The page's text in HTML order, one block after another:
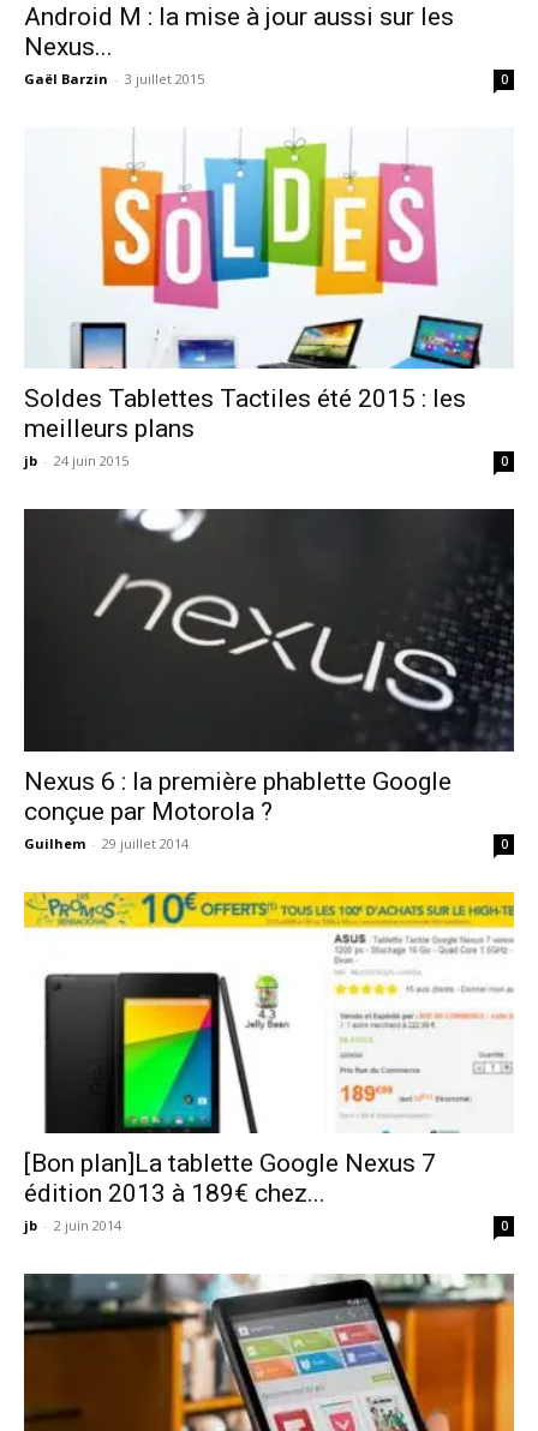
Android M : la mise à jour aussi sur les
Nexus...
Gaël Barzin - 3 juillet 2015 0
Soldes Tablettes Tactiles été 2015 : les
meilleurs plans
jb - 24 juin 2015 0
Nexus 6 : la première phablette Google
conçue par Motorola ?
Guilhem - 29 juillet 2014 0
[Bon plan]La tablette Google Nexus 7
édition 2013 à 189€ chez...
jb - 2 juin 2014 0